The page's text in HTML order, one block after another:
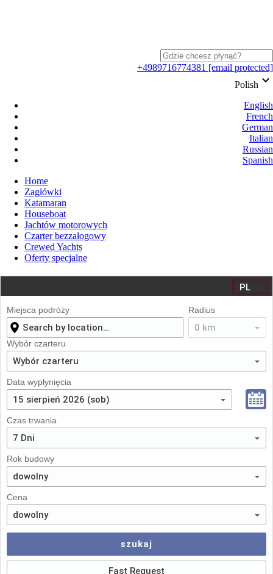
+4989716774381 [email protected]
Polish keyboard_arrow_down
English
French
German
Italian
Russian
Spanish
Home
Zagłówki
Katamaran
Houseboat
Jachtów motorowych
Czarter bezzałogowy
Crewed Yachts
Oferty specjalne
Miejsca podróży Radius
Wybór czarteru
Data wypłynięcia
Czas trwania
Rok budowy
Cena